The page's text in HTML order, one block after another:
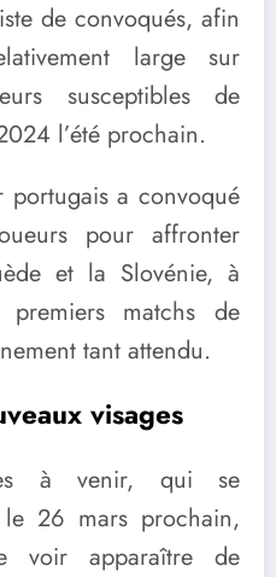
de convoqués, afin
large sur
susceptibles de
l’été prochain.
a convoqué
pour affronter
et la Slovénie, à
premiers matchs de
tant attendu.
visages
à venir, qui se
26 mars prochain,
voir apparaître de